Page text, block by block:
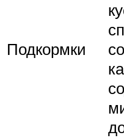
Подкормки